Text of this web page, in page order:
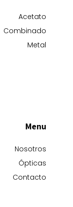
Acetato
Combinado
Metal
Menu
Nosotros
Ópticas
Contacto